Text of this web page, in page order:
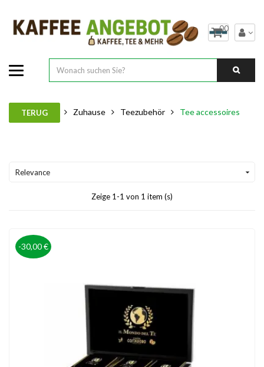
00
TERUG Zuhause Teezubehör Tee accessoires
Relevance 
Zeige 1-1 von 1 item (s)
-30,00 €